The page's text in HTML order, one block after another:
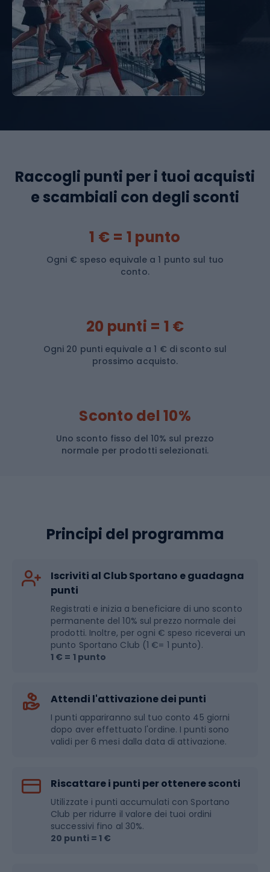
Raccogli punti per i tuoi acquisti
e scambiali con degli sconti
1 € = 1 punto
Ogni € speso equivale a 1 punto sul tuo
conto.
20 punti = 1 €
Ogni 20 punti equivale a 1 € di sconto sul
prossimo acquisto.
Sconto del 10%
Uno sconto fisso del 10% sul prezzo
normale per prodotti selezionati.
Principi del programma
Iscriviti al Club Sportano e guadagna
punti
Registrati e inizia a beneficiare di uno sconto
permanente del 10% sul prezzo normale dei
prodotti. Inoltre, per ogni € speso riceverai un
punto Sportano Club (1 €= 1 punto).
1 € = 1 punto
Attendi l'attivazione dei punti
I punti appariranno sul tuo conto 45 giorni
dopo aver effettuato l'ordine. I punti sono
validi per 6 mesi dalla data di attivazione.
Riscattare i punti per ottenere sconti
Utilizzate i punti accumulati con Sportano
Club per ridurre il valore dei tuoi ordini
successivi fino al 30%.
20 punti = 1 €